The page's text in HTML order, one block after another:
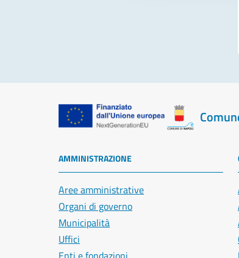
AMMINISTRAZIONE
Aree amministrative
Organi di governo
Municipalità
Uffici